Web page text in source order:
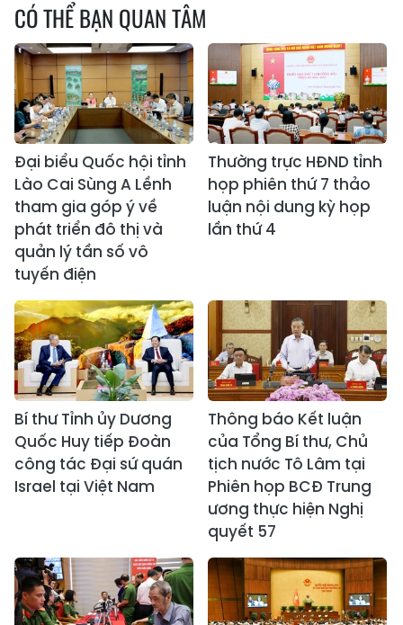
CÓ THỂ BẠN QUAN TÂM
Đại biểu Quốc hội tỉnh
Lào Cai Sùng A Lềnh
tham gia góp ý về
phát triển đô thị và
quản lý tần số vô
tuyến điện
Thường trực HĐND tỉnh
họp phiên thứ 7 thảo
luận nội dung kỳ họp
lần thứ 4
Bí thư Tỉnh ủy Dương
Quốc Huy tiếp Đoàn
công tác Đại sứ quán
Israel tại Việt Nam
Thông báo Kết luận
của Tổng Bí thư, Chủ
tịch nước Tô Lâm tại
Phiên họp BCĐ Trung
ương thực hiện Nghị
quyết 57